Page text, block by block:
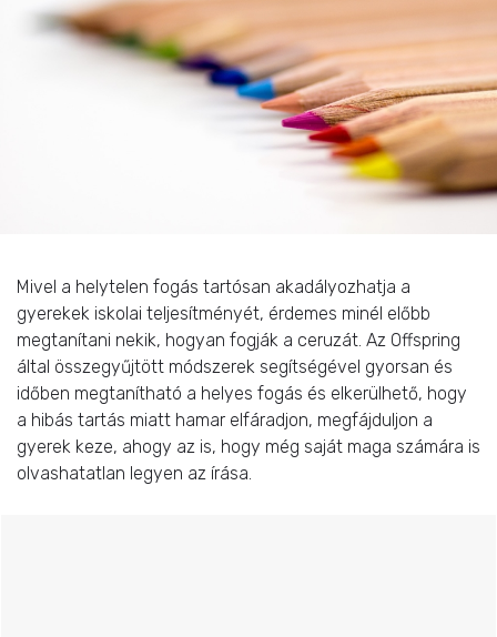
Mivel a helytelen fogás tartósan akadályozhatja a
gyerekek iskolai teljesítményét, érdemes minél előbb
megtanítani nekik, hogyan fogják a ceruzát. Az Offspring
által összegyűjtött módszerek segítségével gyorsan és
időben megtanítható a helyes fogás és elkerülhető, hogy
a hibás tartás miatt hamar elfáradjon, megfájduljon a
gyerek keze, ahogy az is, hogy még saját maga számára is
olvashatatlan legyen az írása.